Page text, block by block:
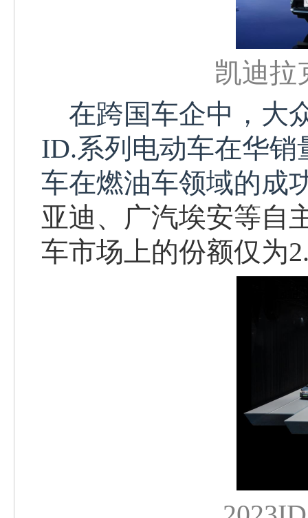
凯迪拉
在跨国车企中，大
ID.系列电动车在华销
车在燃油车领域的成
亚迪、广汽埃安等自
车市场上的份额仅为